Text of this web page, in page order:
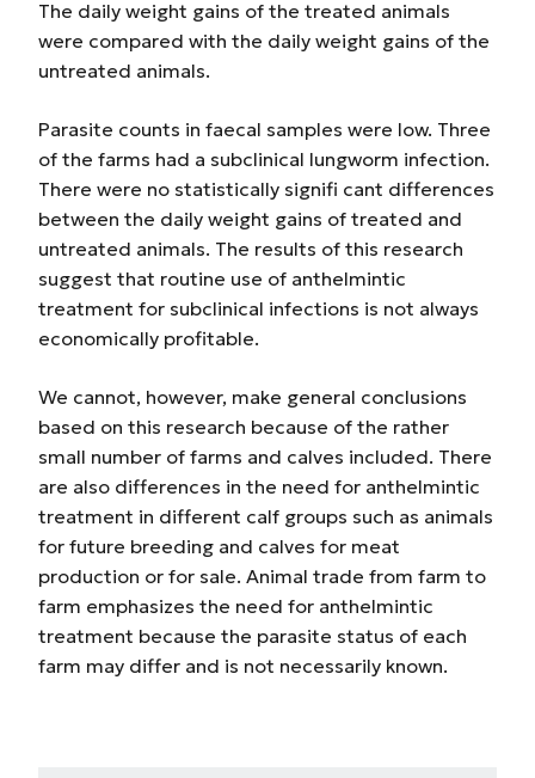
The daily weight gains of the treated animals
were compared with the daily weight gains of the
untreated animals.
Parasite counts in faecal samples were low. Three
of the farms had a subclinical lungworm infection.
There were no statistically signifi cant differences
between the daily weight gains of treated and
untreated animals. The results of this research
suggest that routine use of anthelmintic
treatment for subclinical infections is not always
economically profitable.
We cannot, however, make general conclusions
based on this research because of the rather
small number of farms and calves included. There
are also differences in the need for anthelmintic
treatment in different calf groups such as animals
for future breeding and calves for meat
production or for sale. Animal trade from farm to
farm emphasizes the need for anthelmintic
treatment because the parasite status of each
farm may differ and is not necessarily known.